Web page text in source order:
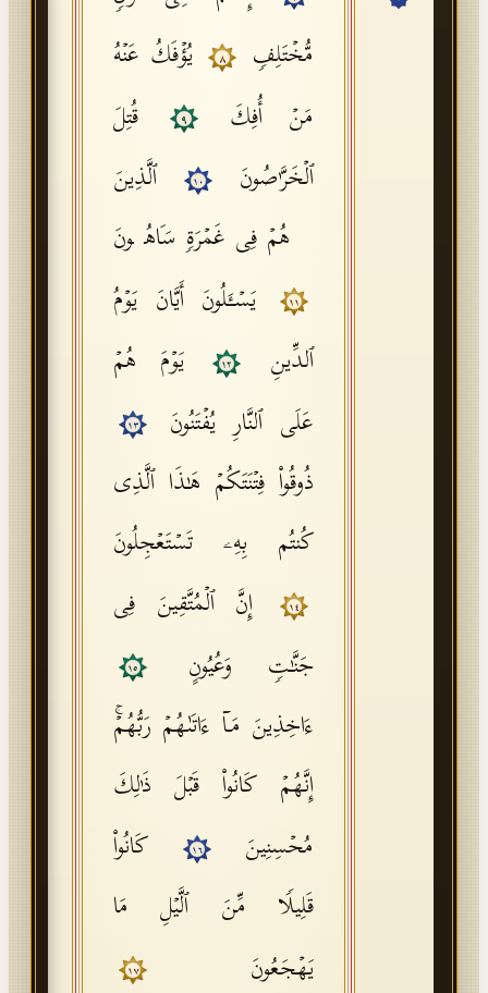
Font Edition Tester
مُّخۡتَلِفࣲ
٨
یُؤۡفَكُ عَنۡهُ
مَنۡ أُفِكَ
٩
قُتِلَ
ٱلۡخَرَّ ٰ⁠صُونَ
١٠
ٱلَّذِینَ
هُمۡ فِی غَمۡرَةࣲ سَاهُونَ
١١
یَسۡـَٔلُونَ أَیَّانَ یَوۡمُ
ٱلدِّینِ
١٢
یَوۡمَ هُمۡ
عَلَى ٱلنَّارِ یُفۡتَنُونَ
١٣
ذُوقُوا۟ فِتۡنَتَكُمۡ هَـٰذَا ٱلَّذِی
كُنتُم بِهِۦ تَسۡتَعۡجِلُونَ
١٤
إِنَّ ٱلۡمُتَّقِینَ فِی
جَنَّـٰتࣲ وَعُیُونٍ
١٥
ءَاخِذِینَ مَاۤ ءَاتَىٰهُمۡ رَبُّهُمۡۚ
إِنَّهُمۡ كَانُوا۟ قَبۡلَ ذَ ٰ⁠لِكَ
مُحۡسِنِینَ
١٦
كَانُوا۟
قَلِیلࣰا مِّنَ ٱلَّیۡلِ مَا
یَهۡجَعُونَ
١٧